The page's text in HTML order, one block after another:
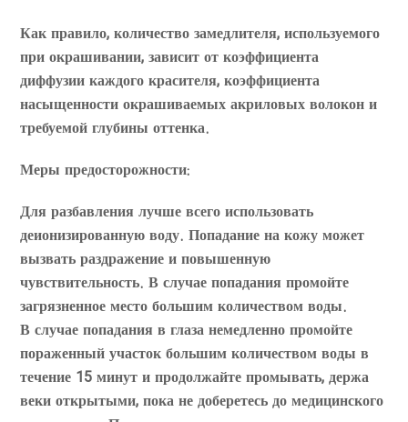
Как правило, количество замедлителя, используемого
при окрашивании, зависит от коэффициента
диффузии каждого красителя, коэффициента
насыщенности окрашиваемых акриловых волокон и
требуемой глубины оттенка.
Меры предосторожности:
Для разбавления лучше всего использовать
деионизированную воду. Попадание на кожу может
вызвать раздражение и повышенную
чувствительность. В случае попадания промойте
загрязненное место большим количеством воды.
В случае попадания в глаза немедленно промойте
пораженный участок большим количеством воды в
течение 15 минут и продолжайте промывать, держа
веки открытыми, пока не доберетесь до медицинского